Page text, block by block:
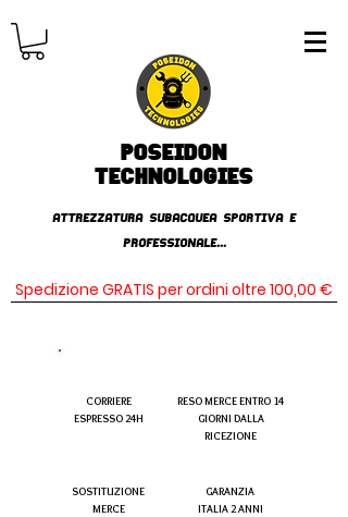
Poseidon
TECHNOLOGIES
AttrezzaturA subacqueA SPORTIVA E
PROFESSIONALE...
Spedizione GRATIS per ordini oltre 100,00 €
CORRIERE
ESPRESSO 24H
SOSTITUZIONE
MERCE
RESO MERCE ENTRO 14
GIORNI DALLA
RICEZIONE
GARANZIA
ITALIA 2 ANNI